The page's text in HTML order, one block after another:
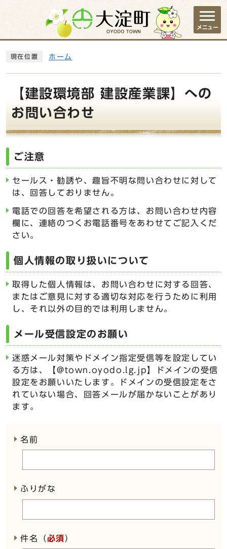
ページの先頭です
メニュー
現在位置 ホーム
【建設環境部 建設産業課】への
お問い合わせ
ご注意
セールス・勧誘や、趣旨不明な問い合わせに対して
は、回答しておりません。
電話での回答を希望される方は、お問い合わせ内容
欄に、連絡のつくお電話番号をあわせてご記入くだ
さい。
個人情報の取り扱いについて
取得した個人情報は、お問い合わせに対する回答、
またはご意見に対する適切な対応を行うために利用
し、それ以外の目的では利用しません。
メール受信設定のお願い
迷惑メール対策やドメイン指定受信等を設定してい
る方は、【@town.oyodo.lg.jp】ドメインの受信
設定をお願いいたします。ドメインの受信設定をさ
れていない場合、回答メールが届かないことがあり
ます。
名前
ふりがな
件名（必須）